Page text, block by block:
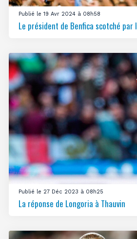
Publié le 19 Avr 2024 à 08h58
Le président de Benfica scotché par
Publié le 27 Déc 2023 à 08h25
La réponse de Longoria à Thauvin